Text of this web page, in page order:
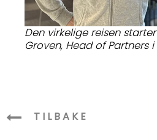
Den virkelige reisen
Groven, Head of Partners
TILBAKE